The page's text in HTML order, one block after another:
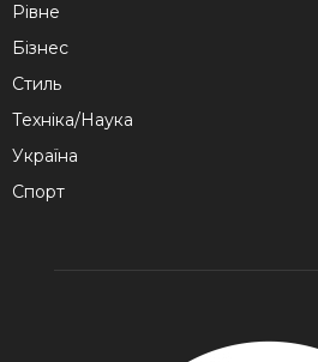
Рівне
Бізнес
Стиль
Техніка/Наука
Україна
Спорт